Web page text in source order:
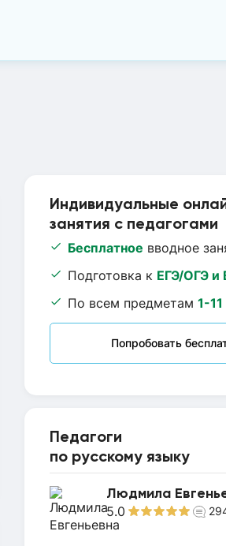
Индивидуальные
занятия с педагогами
Бесплатное вводное
Подготовка к ЕГЭ/ОГЭ и
По всем предметам 1-
Попробовать
Педагоги
по русскому языку
Людмила
5.0